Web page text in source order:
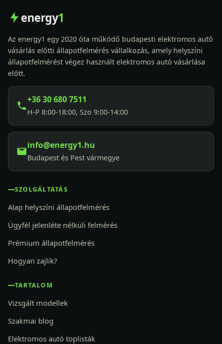
energy1
Az energy1 egy 2020 óta működő budapesti elektromos autó
vásárlás előtti állapotfelmérés vállalkozás, amely helyszíni
állapotfelmérést végez használt elektromos autó vásárlása
előtt.
+36 30 680 7511
H-P 8:00-18:00, Szo 9:00-14:00
info@energy1.hu
Budapest és Pest vármegye
SZOLGÁLTATÁS
Alap helyszíni állapotfelmérés
Ügyfél jelenléte nélküli felmérés
Prémium állapotfelmérés
Hogyan zajlik?
TARTALOM
Vizsgált modellek
Szakmai blog
Elektromos autó toplisták